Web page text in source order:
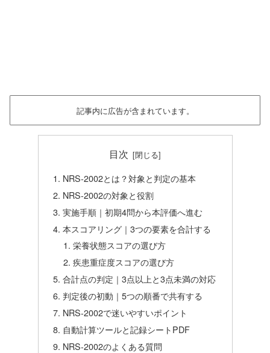
記事内に広告が含まれています。
目次
NRS-2002とは？対象と判定の基本
NRS-2002の対象と役割
実施手順｜初期4問から本評価へ進む
本スコアリング｜3つの要素を合計する
栄養状態スコアの選び方
疾患重症度スコアの選び方
合計点の判定｜3点以上と3点未満の対応
判定後の初動｜5つの順番で共有する
NRS-2002で迷いやすいポイント
自動計算ツールと記録シートPDF
NRS-2002のよくある質問